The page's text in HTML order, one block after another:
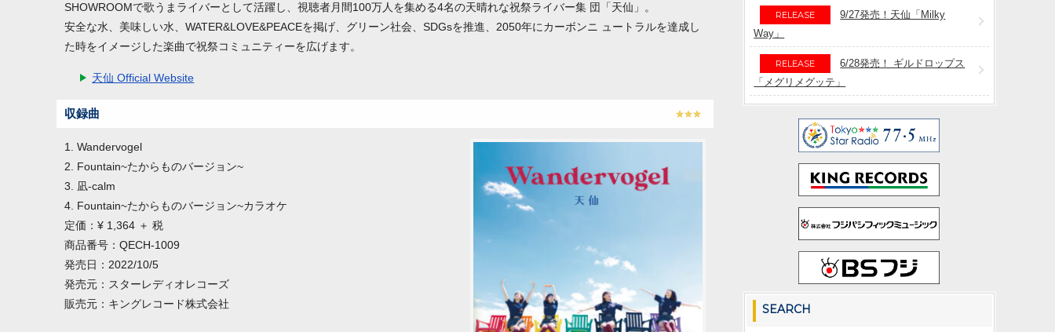
SHOWROOMで歌うまライバーとして活躍し、視聴者月間100万人を集める4名の天晴れな祝祭ライバー集 団「天仙」。
安全な水、美味しい水、WATER&LOVE&PEACEを掲げ、グリーン社会、SDGsを推進、2050年にカーボンニ ュートラルを達成し
た時をイメージした楽曲で祝祭コミュニティーを広げます。
天仙 Official Website
収録曲
1. Wandervogel
2. Fountain~たからものバージョン~
3. 凪-calm
4. Fountain~たからものバージョン~カラオケ
定価：¥ 1,364 ＋ 税
商品番号：QECH-1009
発売日：2022/10/5
発売元：スターレディオレコーズ
販売元：キングレコード株式会社
RELEASE
9/27発売！天仙「Milky
Way」
RELEASE
6/28発売！ ギルドロップス
「メグリメグッテ」
SEARCH